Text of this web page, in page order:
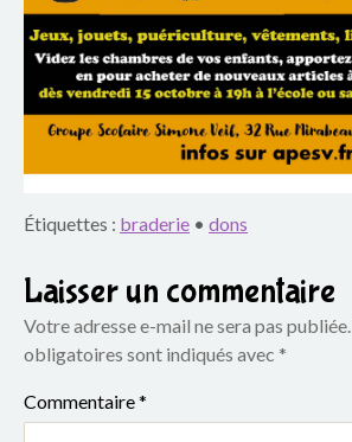
c
o
l
a
i
r
e
S
i
Étiquettes : braderie • dons
Laisser un commentaire
Votre adresse e-mail ne sera pas publiée.
obligatoires sont indiqués avec *
Commentaire*